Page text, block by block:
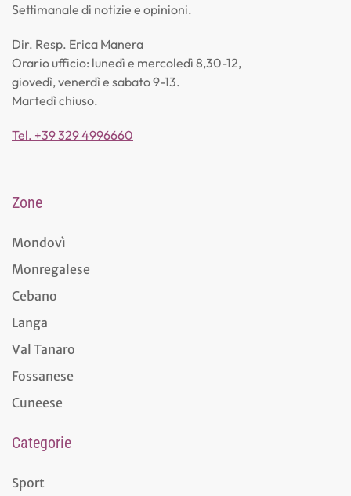
Settimanale di notizie e opinioni.
Dir. Resp. Erica Manera
Orario ufficio: lunedì e mercoledì 8,30-12,
giovedì, venerdì e sabato 9-13.
Martedì chiuso.
Tel. +39 329 4996660
Zone
Mondovì
Monregalese
Cebano
Langa
Val Tanaro
Fossanese
Cuneese
Categorie
Sport